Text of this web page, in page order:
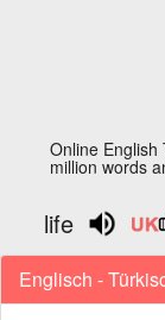
Online English
million words
life
Englisch -